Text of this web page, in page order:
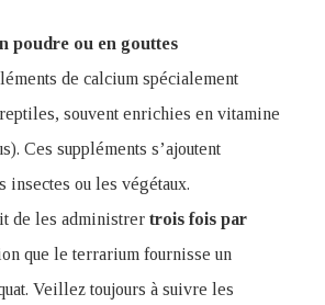
poudre ou en gouttes
de calcium spécialement
souvent enrichies en vitamine
Ces suppléments s’ajoutent
insectes ou les végétaux.
de les administrer trois fois par
que le terrarium fournisse un
Veillez toujours à suivre les